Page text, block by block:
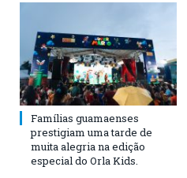
Famílias guamaenses
prestigiam uma tarde de
muita alegria na edição
especial do Orla Kids.